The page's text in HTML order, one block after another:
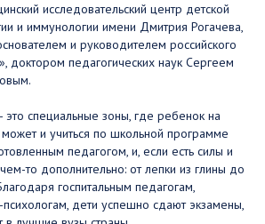
исследовательский центр детской
и иммунологии имени Дмитрия Рогачева,
и руководителем российского
доктором педагогических наук Сергеем
это специальные зоны, где ребенок на
и учиться по школьной программе
педагогом, и, если есть силы и
то дополнительно: от лепки из глины до
госпитальным педагогам,
дети успешно сдают экзамены,